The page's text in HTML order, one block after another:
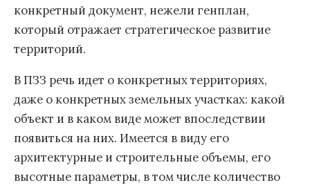
конкретный документ, нежели генплан,
который отражает стратегическое развитие
территорий.
В ПЗЗ речь идет о конкретных территориях,
даже о конкретных земельных участках: какой
объект и в каком виде может впоследствии
появиться на них. Имеется в виду его
архитектурные и строительные объемы, его
высотные параметры, в том числе количество